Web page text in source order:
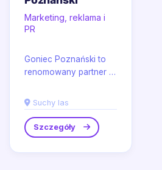
Marketing, reklama i
PR
Goniec Poznański to
renomowany partner w
materiałów
reklamowych w
Poznaniu oraz jego...
Suchy las
Szczegóły